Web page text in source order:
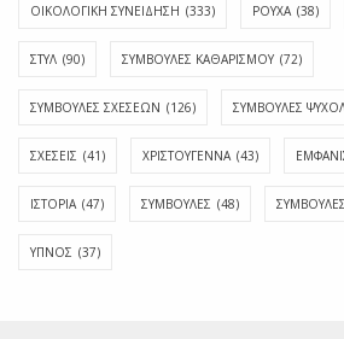
ΟΙΚΟΛΟΓΙΚΗ ΣΥΝΕΙΔΗΣΗ (333) ΡΟΥΧΑ (38)
ΣΤΥΛ (90) ΣΥΜΒΟΥΛΕΣ ΚΑΘΑΡΙΣΜΟΥ (72)
ΣΥΜΒΟΥΛΕΣ ΣΧΕΣΕΩΝ (126) ΣΥΜΒΟΥΛΕΣ
ΣΧΕΣΕΙΣ (41) ΧΡΙΣΤΟΥΓΕΝΝΑ (43)
ΙΣΤΟΡΊΑ (47) ΣΥΜΒΟΥΛΈΣ (48)
ΎΠΝΟΣ (37)